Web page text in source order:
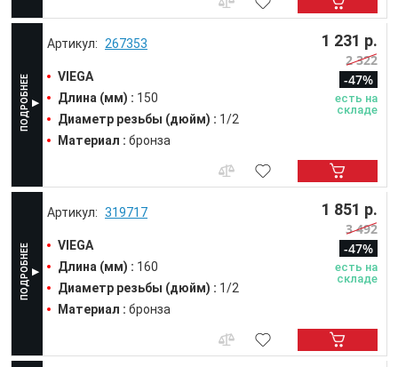
267353
VIEGA
Длина (мм) : 150
Диаметр резьбы (дюйм) : 1/2
Материал : бронза
1 231 р.
2 322
-47%
есть на
складе
319717
VIEGA
Длина (мм) : 160
Диаметр резьбы (дюйм) : 1/2
Материал : бронза
1 851 р.
3 492
-47%
есть на
складе